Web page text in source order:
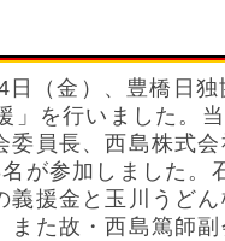
（金）、豊橋日独
」を行いました。
委員長、西島株式
が参加しました。
義援金と玉川うど
また故・西島篤師